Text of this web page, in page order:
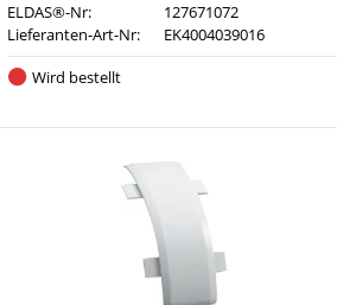
ELDAS®-Nr:
127671072
Lieferanten-Art-Nr:
EK4004039016
Wird bestellt